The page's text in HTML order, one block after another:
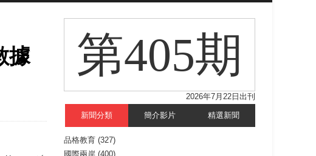
據
第405期
2026年7月22日出刊
新聞分類 簡介影片 精選新聞
品格教育 (327)
國際兩岸 (400)